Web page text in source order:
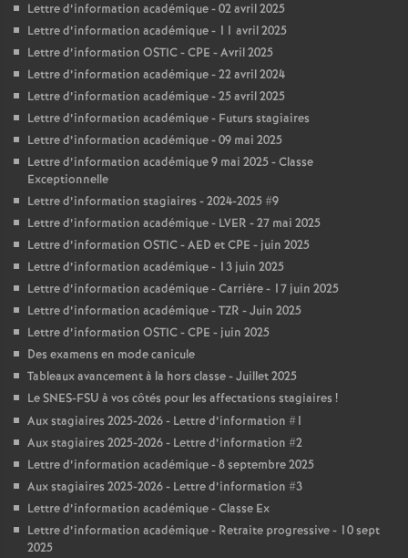
Lettre d’information académique - 02 avril 2025
Lettre d’information académique - 11 avril 2025
Lettre d’information OSTIC - CPE - Avril 2025
Lettre d’information académique - 22 avril 2024
Lettre d’information académique - 25 avril 2025
Lettre d’information académique - Futurs stagiaires
Lettre d’information académique - 09 mai 2025
Lettre d’information académique 9 mai 2025 - Classe
Exceptionnelle
Lettre d’information stagiaires - 2024-2025 #9
Lettre d’information académique - LVER - 27 mai 2025
Lettre d’information OSTIC - AED et CPE - juin 2025
Lettre d’information académique - 13 juin 2025
Lettre d’information académique - Carrière - 17 juin 2025
Lettre d’information académique - TZR - Juin 2025
Lettre d’information OSTIC - CPE - juin 2025
Des examens en mode canicule
Tableaux avancement à la hors classe - Juillet 2025
Le SNES-FSU à vos côtés pour les affectations stagiaires !
Aux stagiaires 2025-2026 - Lettre d’information #1
Aux stagiaires 2025-2026 - Lettre d’information #2
Lettre d’information académique - 8 septembre 2025
Aux stagiaires 2025-2026 - Lettre d’information #3
Lettre d’information académique - Classe Ex
Lettre d’information académique - Retraite progressive - 10 sept
2025